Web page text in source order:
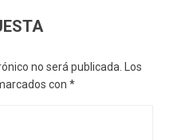
no será publicada. Los
con *